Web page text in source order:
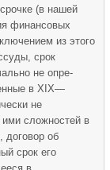
(в нашей
финансовых
из этого
срок
не опре­
в XIX—
не
сложностей в
договор об
срок его